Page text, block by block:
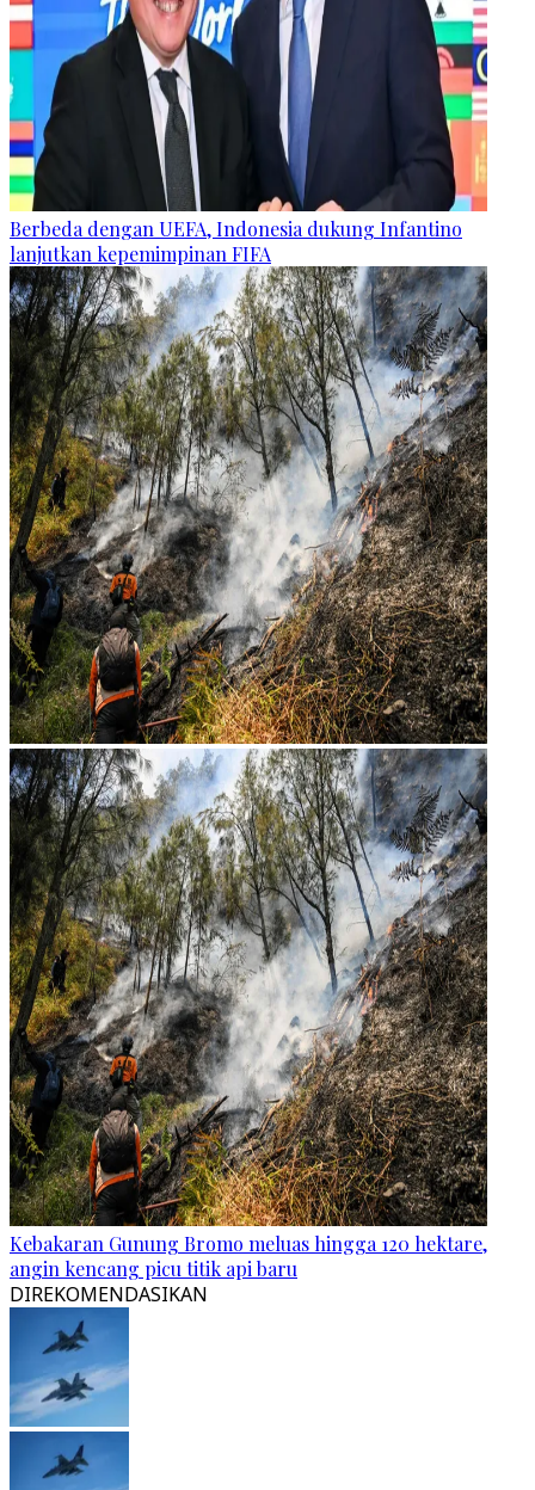
Berbeda dengan UEFA, Indonesia dukung Infantino
lanjutkan kepemimpinan FIFA
Kebakaran Gunung Bromo meluas hingga 120 hektare,
angin kencang picu titik api baru
DIREKOMENDASIKAN